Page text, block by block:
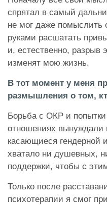
спрятал в самый
не мог даже помыслить
руками расшатать
и, естественно, разрыв
изменят мою жизнь.
В тот момент у меня
размышления о том,
Борьба с ОКР и
отношениях вынуждали
касающиеся гендерной
хватало ни душевных,
поддержки, чтобы с
Только после
психотерапии я смог